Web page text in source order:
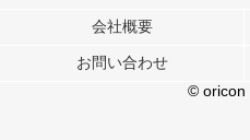
行っています。
メディアや広告配信、データ解析の各
各パートナーは、この情報とユーザー
ユーザーが各パートナーのサービスを
会社概要
お問い合わせ
© oricon